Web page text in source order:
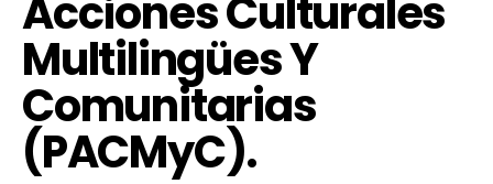
Acciones Culturales
Multilingües Y
Comunitarias
(PACMyC).